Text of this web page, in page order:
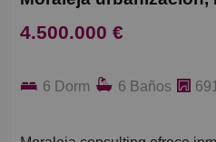
4.500.000 €
6 Dorm 6 Baños